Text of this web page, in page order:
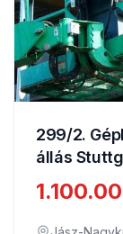
299/2.
állás